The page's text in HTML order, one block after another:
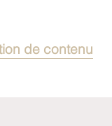
de contenu